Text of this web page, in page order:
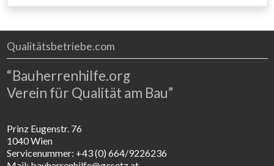
ausmachen. Die hohe Qualität der Firma BTS-BAU GmbH
Baumaterialien und genauester
Qualitätsbetriebe.com
“Bauherrenhilfe.org
Verein für Qualität am Bau”
Prinz Eugenstr. 76
1040 Wien
Servicenummer: +43 (0) 664/9226236